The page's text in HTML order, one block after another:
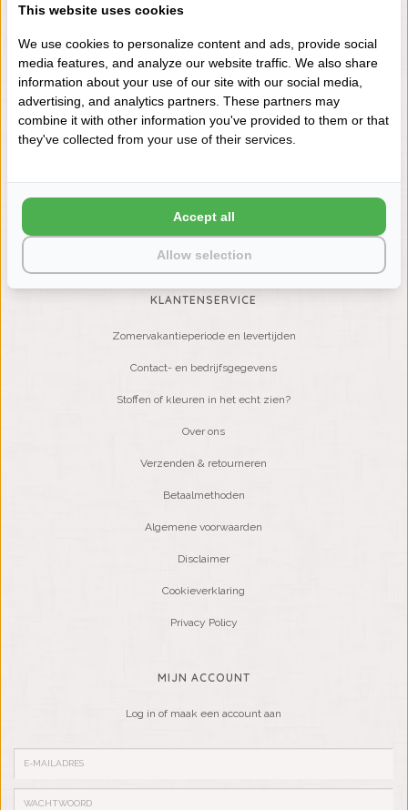
VRAGEN? BEL DAN
+31 (0) 575 511817
NIEUWSBRIEF
Wilt u op de hoogte blijven?
Word lid van onze mailinglijst:
ABONNEER
KLANTENSERVICE
Zomervakantieperiode en levertijden
Contact- en bedrijfsgegevens
Stoffen of kleuren in het echt zien?
Over ons
Verzenden & retourneren
Betaalmethoden
Algemene voorwaarden
Disclaimer
Cookieverklaring
Privacy Policy
MIJN ACCOUNT
Log in of maak een account aan
This website uses cookies
We use cookies to personalize content and ads, provide social
media features, and analyze our website traffic. We also share
information about your use of our site with our social media,
advertising, and analytics partners. These partners may
combine it with other information you've provided to them or that
they've collected from your use of their services.
Allow selection
Accept all